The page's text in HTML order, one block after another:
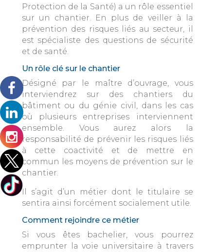
Protection de la Santé) a un rôle essentiel
sur un chantier. En plus de veiller à la
prévention des risques liés au secteur, il
est spécialiste des questions de sécurité
et de santé.
Un rôle clé sur le chantier
Désigné par le maître d’ouvrage, vous
interviendrez sur des chantiers du
bâtiment ou du génie civil, dans les cas
où plusieurs entreprises interviennent
ensemble. Vous aurez alors la
responsabilité de prévenir les risques liés
à cette coactivité et de mettre en
commun les moyens de prévention sur le
chantier.
Il s’agit d’un métier dont le titulaire se
sentira ainsi forcément socialement utile.
Comment rejoindre ce métier
Si vous êtes bachelier, vous pourrez
emprunter la voie universitaire à travers